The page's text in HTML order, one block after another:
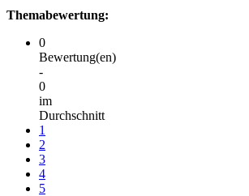
Themabewertung:
0
Bewertung(en)
-
0
im
Durchschnitt
1
2
3
4
5